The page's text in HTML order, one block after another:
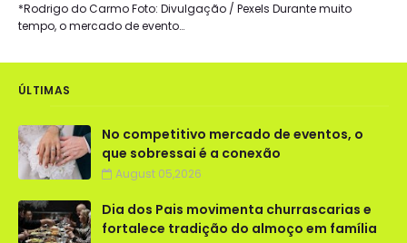
*Rodrigo do Carmo Foto: Divulgação / Pexels Durante muito
tempo, o mercado de evento…
ÚLTIMAS
No competitivo mercado de eventos, o
que sobressai é a conexão
August 05,2026
Dia dos Pais movimenta churrascarias e
fortalece tradição do almoço em família